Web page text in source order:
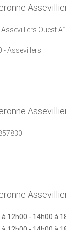
Ouest
- Assevillers
12h00 - 14h00 à